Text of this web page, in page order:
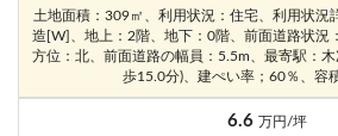
土地面積：309㎡、利用状況：住宅、利用状況
造[W]、地上：2階、地下：0階、前面道路状況
方位：北、前面道路の幅員：5.5m、最寄駅：
歩15.0分)、建ぺい率；60％、容
6.6 万円/坪